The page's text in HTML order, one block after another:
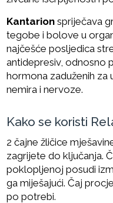
Kantarion spriječava
tegobe i bolove u
najčešće posljedica
antidepresiv, odnosno
hormona zaduženih za
nemira i nervoze.
Kako se koristi
2 čajne žličice
zagrijete do ključanja.
poklopljenoj posudi
ga miješajući. Čaj
po potrebi.